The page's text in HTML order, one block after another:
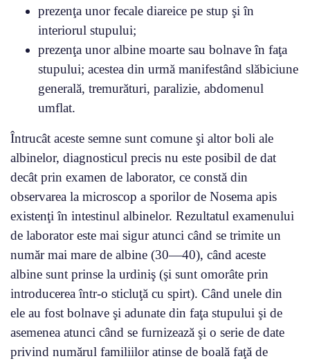
prezenţa unor fecale diareice pe stup şi în
interiorul stupului;
prezenţa unor albine moarte sau bolnave în faţa
stupului; acestea din urmă manifestând slăbiciune
generală, tremurături, paralizie, abdomenul
umflat.
Întrucât aceste semne sunt comune şi altor boli ale
albinelor, diagnosticul precis nu este posibil de dat
decât prin examen de laborator, ce constă din
observarea la microscop a sporilor de Nosema apis
existenţi în intestinul albinelor. Rezultatul examenului
de laborator este mai sigur atunci când se trimite un
număr mai mare de albine (30—40), când aceste
albine sunt prinse la urdiniş (şi sunt omorâte prin
introducerea într-o sticluţă cu spirt). Când unele din
ele au fost bolnave şi adunate din faţa stupului şi de
asemenea atunci când se furnizează şi o serie de date
privind numărul familiilor atinse de boală faţă de